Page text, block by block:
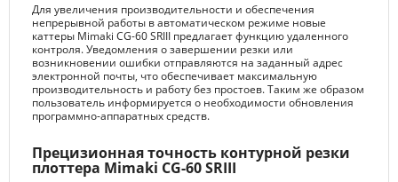
Для увеличения производительности и обеспечения
непрерывной работы в автоматическом режиме новые
каттеры Mimaki CG-60 SRIII предлагает функцию удаленного
контроля. Уведомления о завершении резки или
возникновении ошибки отправляются на заданный адрес
электронной почты, что обеспечивает максимальную
производительность и работу без простоев. Таким же образом
пользователь информируется о необходимости обновления
программно-аппаратных средств.
Прецизионная точность контурной резки
плоттера Mimaki CG-60 SRIII